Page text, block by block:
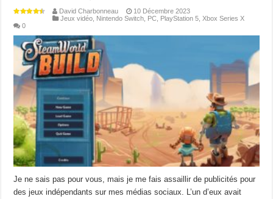
David Charbonneau
10 Décembre 2023
Jeux vidéo Nintendo Switch PC PlayStation 5 ,Xbox Series X
0
Je ne sais pas pour vous, mais je me fais assaillir de publicités pour
des jeux indépendants sur mes médias sociaux. L’un d’eux avait